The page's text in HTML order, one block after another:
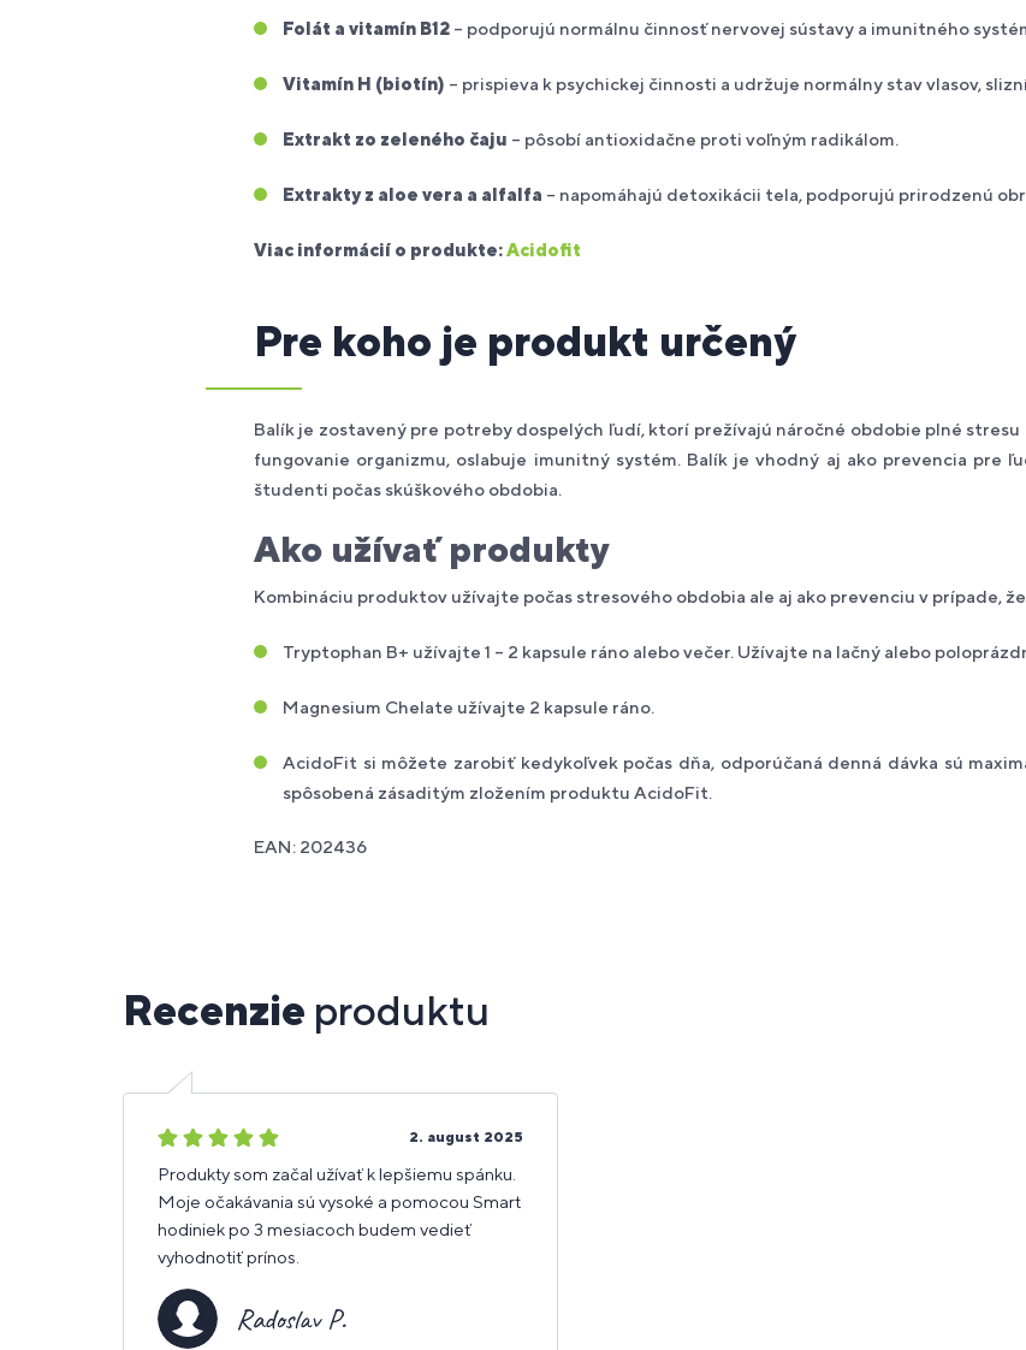
Folát a vitamín B12 – podporujú normálnu činnosť nervovej sústavy a imunitného
Vitamín H (biotín) – prispieva k psychickej činnosti a udržuje normálny stav vlasov,
Extrakt zo zeleného čaju – pôsobí antioxidačne proti voľným radikálom.
Extrakty z aloe vera a alfalfa – napomáhajú detoxikácii tela, podporujú prirodzenú
Viac informácií o produkte:Acidofit
Pre koho je produkt určený
Balík je zostavený pre potreby dospelých ľudí, ktorí prežívajú náročné obdobie plné
fungovanie organizmu, oslabuje imunitný systém. Balík je vhodný aj ako prevencia pre
študenti počas skúškového obdobia.
Ako užívať produkty
Kombináciu produktov užívajte počas stresového obdobia ale aj ako prevenciu v prípade,
Tryptophan B+ užívajte 1 – 2 kapsule ráno alebo večer. Užívajte na lačný alebo
Magnesium Chelate užívajte 2 kapsule ráno.
AcidoFit si môžete zarobiť kedykoľvek počas dňa, odporúčaná denná dávka sú
spôsobená zásaditým zložením produktu AcidoFit.
EAN: 202436
Recenzie produktu
5
hviezdičiek
2. august 2025
Produkty som začal užívať k lepšiemu spánku.
Moje očakávania sú vysoké a pomocou Smart
hodiniek po 3 mesiacoch budem vedieť
vyhodnotiť prínos.
Radoslav P.